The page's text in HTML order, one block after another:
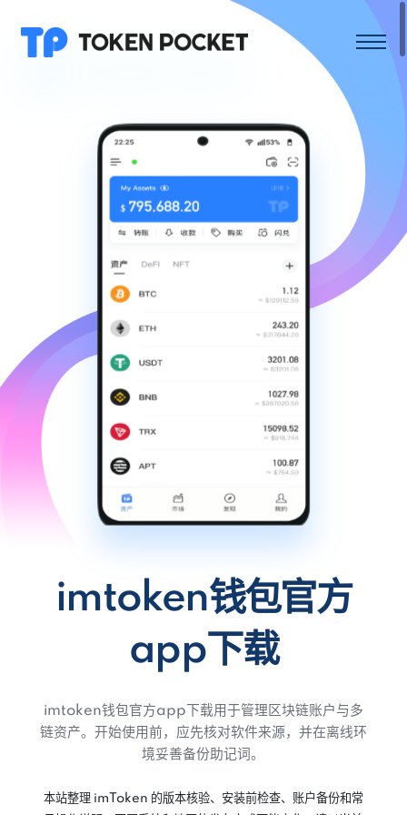
imtoken钱包官方
app下载
imtoken钱包官方app下载用于管理区块链账户与多
链资产。开始使用前，应先核对软件来源，并在离线环
境妥善备份助记词。
本站整理 imToken 的版本核验、安装前检查、账户备份和常